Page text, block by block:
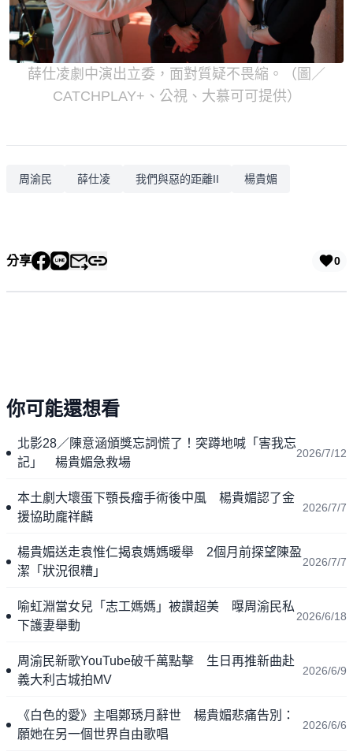
薛仕凌劇中演出立委，面對質疑不畏縮。（圖／
CATCHPLAY+、公視、大慕可可提供）
周渝民 薛仕凌 我們與惡的距離II 楊貴媚
分享 0
你可能還想看
北影28／陳意涵頒獎忘詞慌了！突蹲地喊「害我忘
記」 楊貴媚急救場
2026/7/12
本土劇大壞蛋下顎長瘤手術後中風 楊貴媚認了金
援協助龐祥麟
2026/7/7
楊貴媚送走袁惟仁揭袁媽媽暖舉 2個月前探望陳盈
潔「狀況很糟」
2026/7/7
喻虹淵當女兒「志工媽媽」被讚超美 曝周渝民私
下護妻舉動
2026/6/18
周渝民新歌YouTube破千萬點擊 生日再推新曲赴
義大利古城拍MV
2026/6/9
《白色的愛》主唱鄭琇月辭世 楊貴媚悲痛告別：
願她在另一個世界自由歌唱
2026/6/6